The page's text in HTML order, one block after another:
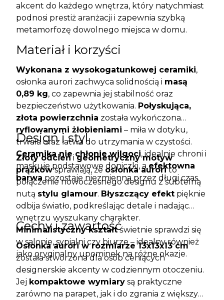
akcent do każdego wnętrza, który natychmiast
podnosi prestiż aranżacji i zapewnia szybką
metamorfozę dowolnego miejsca w domu.
Materiał i korzyści
Wykonana z wysokogatunkowej ceramiki,
osłonka aurori zachwyca solidnością i masą
0,89 kg, co zapewnia jej stabilność oraz
bezpieczeństwo użytkowania. Połyskująca,
złota powierzchnia została wykończona
ryflowanymi żłobieniami – miła w dotyku,
trwała oraz łatwa do utrzymania w czystości.
Ceramika nie chłonie wilgoci, idealnie chroni i
maskuje podstawowe doniczki, a efektowna
barwa pozostaje niezmienna przez długi czas.
Design i styl
Złoty odcieńigeometryczny motyw
prążkówsprawiają, że osłonka aurorito
połączenie nowoczesnego designu z subtelną
nutą stylu glamour. Błyszczący efekt pięknie
odbija światło, podkreślając detale i nadając
wnętrzu wyszukany charakter.
Minimalistyczny kształtświetnie sprawdzi się
w salonie, sypialni czy biurze – idealny również
jako oryginalny upominek na różne okazje.
Cechy i zawartość
Osłonka aurori w rozmiarze 13x13x13 cm
została stworzona dla osób ceniących
designerskie akcenty w codziennym otoczeniu.
Jej kompaktowe wymiary są praktyczne
zarówno na parapet, jak i do zgrania z większymi